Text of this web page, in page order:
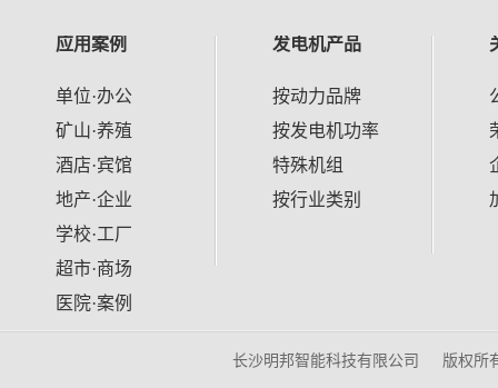
应用案例
单位·办公
矿山·养殖
酒店·宾馆
地产·企业
学校·工厂
超市·商场
医院·案例
发电机产品
按动力品牌
按发电机功率
特殊机组
按行业类别
长沙明邦智能科技有限公司 版权所